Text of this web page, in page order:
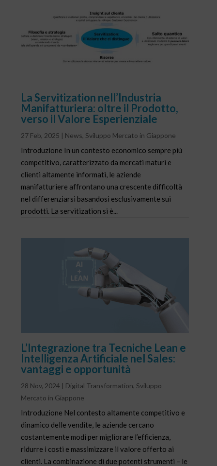
La Servitization nell’Industria
Manifatturiera: oltre il Prodotto,
verso il Valore Esperienziale
27 Feb, 2025 | News, Sviluppo Mercato in Giappone
Introduzione In un contesto economico sempre più
competitivo, caratterizzato da mercati maturi e
clienti altamente informati, le aziende
manifatturiere affrontano una crescente difficoltà
nel differenziarsi basandosi esclusivamente sui
prodotti. La servitization si è...
L’Integrazione tra Tecniche Lean e
Intelligenza Artificiale nel Sales:
vantaggi e opportunità
28 Nov, 2024 | Digital Transformation, Sviluppo
Mercato in Giappone
Introduzione Nel contesto altamente competitivo e
dinamico delle vendite, le aziende cercano
costantemente modi per migliorare l’efficienza,
ridurre i costi e massimizzare il valore offerto ai
clienti. La combinazione di due potenti strumenti – le